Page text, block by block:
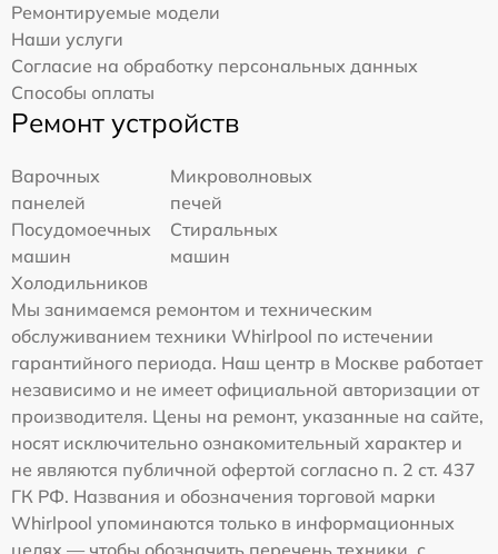
Ремонтируемые модели
Наши услуги
Согласие на обработку персональных данных
Способы оплаты
Ремонт устройств
Варочных
панелей
Микроволновых
печей
Посудомоечных
машин
Стиральных
машин
Холодильников
Мы занимаемся ремонтом и техническим
обслуживанием техники Whirlpool по истечении
гарантийного периода. Наш центр в Москве работает
независимо и не имеет официальной авторизации от
производителя. Цены на ремонт, указанные на сайте,
носят исключительно ознакомительный характер и
не являются публичной офертой согласно п. 2 ст. 437
ГК РФ. Названия и обозначения торговой марки
Whirlpool упоминаются только в информационных